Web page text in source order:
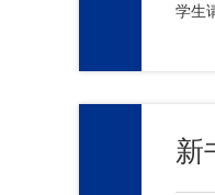
学生
新